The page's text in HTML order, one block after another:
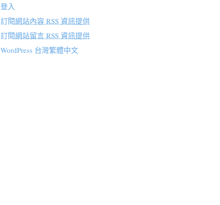
登入
訂閱網站內容 RSS 資訊提供
訂閱網站留言 RSS 資訊提供
WordPress 台灣繁體中文